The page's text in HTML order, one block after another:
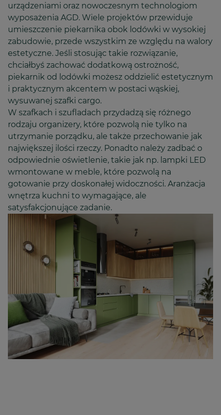
urządzeniami oraz nowoczesnym technologiom
wyposażenia AGD. Wiele projektów przewiduje
umieszczenie piekarnika obok lodówki w wysokiej
zabudowie, przede wszystkim ze względu na walory
estetyczne. Jeśli stosując takie rozwiązanie,
chciałbyś zachować dodatkową ostrożność,
piekarnik od lodówki możesz oddzielić estetycznym
i praktycznym akcentem w postaci wąskiej,
wysuwanej szafki cargo.
W szafkach i szufladach przydadzą się różnego
rodzaju organizery, które pozwolą nie tylko na
utrzymanie porządku, ale także przechowanie jak
największej ilości rzeczy. Ponadto należy zadbać o
odpowiednie oświetlenie, takie jak np. lampki LED
wmontowane w meble, które pozwolą na
gotowanie przy doskonałej widoczności. Aranżacja
wnętrza kuchni to wymagające, ale
satysfakcjonujące zadanie.